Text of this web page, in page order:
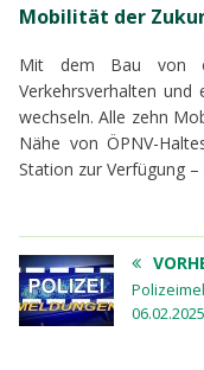
Mobilität der
Mit dem Bau von
Verkehrsverhalten
wechseln. Alle zehn
Nähe von ÖPNV-
Station zur Verfügung
06.02.2025